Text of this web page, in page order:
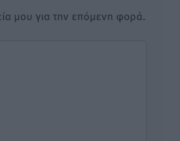
μου για την επόμενη φορά.